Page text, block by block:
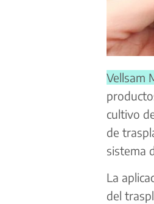
Vellsam
cultivo
de
sistema
La
del